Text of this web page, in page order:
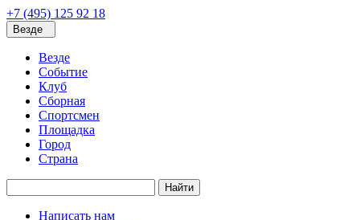
+7 (495) 125 92 18
Везде
Везде
Событие
Клуб
Сборная
Спортсмен
Площадка
Город
Страна
Найти
Написать нам